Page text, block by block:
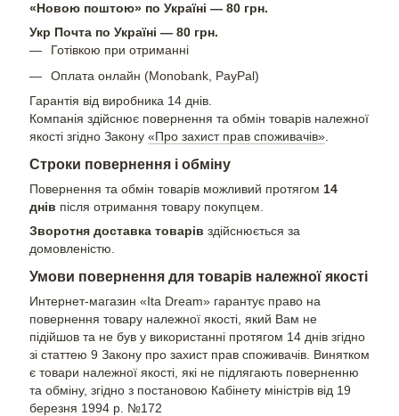
«Новою поштою» по Україні — 80 грн.
Укр Почта по Україні — 80 грн.
Готівкою при отриманні
Оплата онлайн (Monobank, PayPal)
Гарантія від виробника 14 днів.
Компанія здійснює повернення та обмін товарів належної
якості згідно Закону «Про захист прав споживачів»
Строки повернення і обміну
Повернення та обмін товарів можливий протягом 14
днів після отримання товару покупцем.
Зворотня доставка товарів здійснюється за
домовленістю.
Умови повернення для товарів належної якості
Интернет-магазин «Ita Dream» гарантує право на
повернення товару належної якості, який Вам не
підійшов та не був у використанні протягом 14 днів згідно
зі статтею 9 Закону про захист прав споживачів. Винятком
є ​​товари належної якості, які не підлягають поверненню
та обміну, згідно з постановою Кабінету міністрів від 19
березня 1994 р. №172